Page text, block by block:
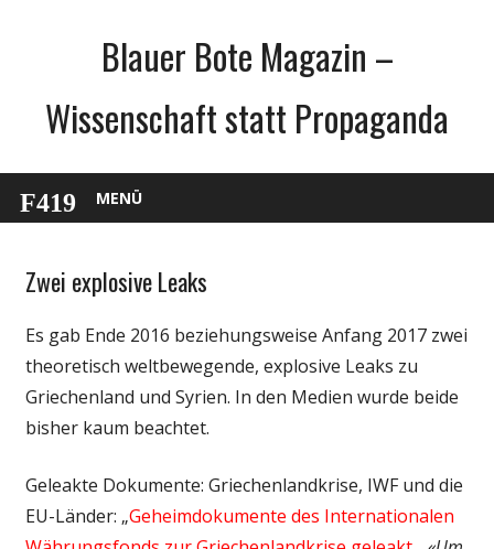
Blauer Bote Magazin –
Wissenschaft statt Propaganda
MENÜ
Gesellschaft
Politik
Wissenschaft
Zwei explosive Leaks
Es gab Ende 2016 beziehungsweise Anfang 2017 zwei
theoretisch weltbewegende, explosive Leaks zu
Griechenland und Syrien. In den Medien wurde beide
bisher kaum beachtet.
Geleakte Dokumente: Griechenlandkrise, IWF und die
EU-Länder: „Geheimdokumente des Internationalen